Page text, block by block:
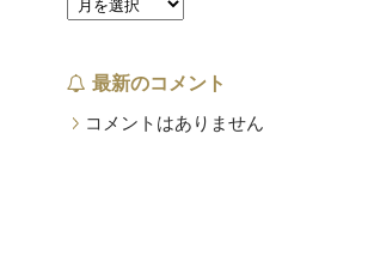
最新のコメント
コメントはありません